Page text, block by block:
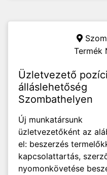
Termék
Üzletvezető
álláslehetőség
Szombathelyen
Új munkatársunk
üzletvezetőként az
el: beszerzés
kapcsolattartás,
nyomonkövetése